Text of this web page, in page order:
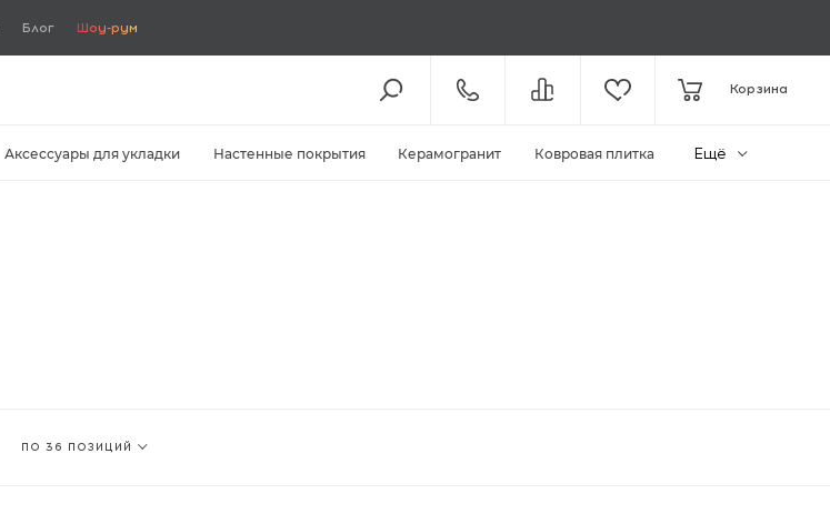
Блог Шоу-рум
8 (800) 301-61-43
КОЛЛ-ЦЕНТР / С 11:00
Корзина
Аксессуары для укладки Настенные покрытия Керамогранит Ковровая плитка Ещё
ПО 36 ПОЗИЦИЙ